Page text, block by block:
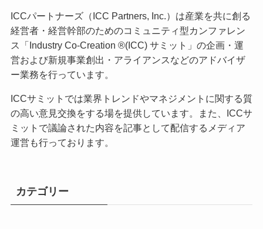
ICCパートナーズ（ICC Partners, Inc.）は産業を共に創る
経営者・経営幹部のためのコミュニティ型カンファレン
ス「Industry Co-Creation ®(ICC) サミット」の企画・運
営および新規事業創出・アライアンスなどのアドバイザ
ー業務を行っています。
ICCサミットでは業界トレンドやマネジメントに関する質
の高い意見交換をする場を提供しています。また、ICCサ
ミットで議論された内容を記事として配信するメディア
運営も行っております。
カテゴリー